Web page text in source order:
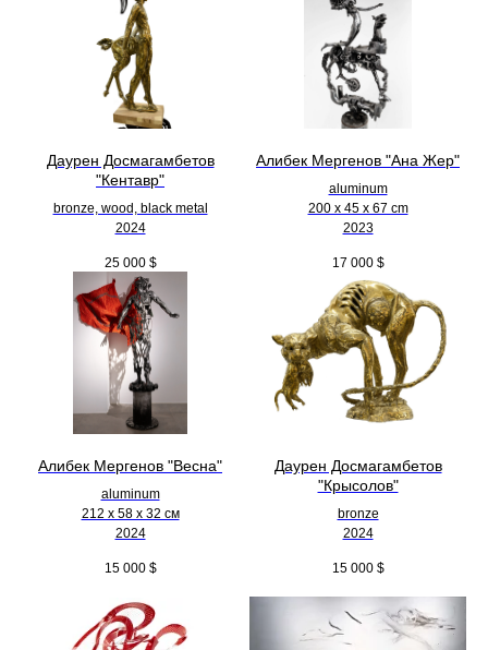
Даурен Досмагамбетов
"Кентавр"
bronze, wood, black metal
2024
25 000 $
Алибек Мергенов "Ана Жер"
aluminum
200 х 45 х 67 cm
2023
17 000 $
Алибек Мергенов "Весна"
aluminum
212 х 58 х 32 см
2024
15 000 $
Даурен Досмагамбетов
"Крысолов"
bronze
2024
15 000 $